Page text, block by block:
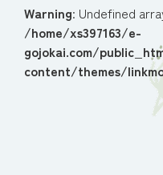
Warning: Undefined
/home/xs397163/e-
gojokai.com/
content/themes/